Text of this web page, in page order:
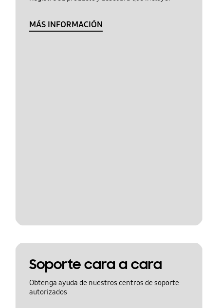
MÁS INFORMACIÓN
Soporte cara a cara
Obtenga ayuda de nuestros centros de soporte
autorizados